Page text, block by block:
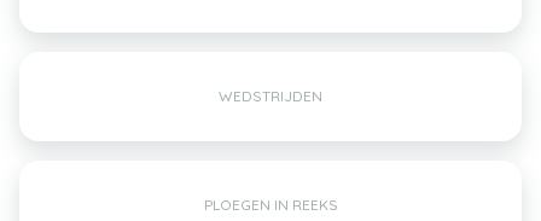
WEDSTRIJDEN
PLOEGEN IN REEKS